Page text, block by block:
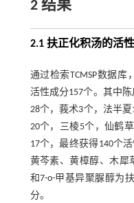
2 结果
2.1 扶正化积汤的活
通过检索TCMSP数据
活性成分157个。其中
28个，莪术3个，法半
20个，三棱5个，仙鹤
17个，最终获得140个
黄芩素、黄樟醇、木犀
和7-o-甲基异聚脲醇为
分。